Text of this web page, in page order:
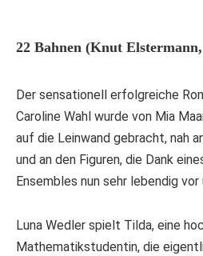
22 Bahnen (Knut
Der sensationell erfolgreiche
Caroline Wahl wurde von Mia
auf die Leinwand gebracht, nah
und an den Figuren, die Dank
Ensembles nun sehr lebendig
Luna Wedler spielt Tilda, eine
Mathematikstudentin, die